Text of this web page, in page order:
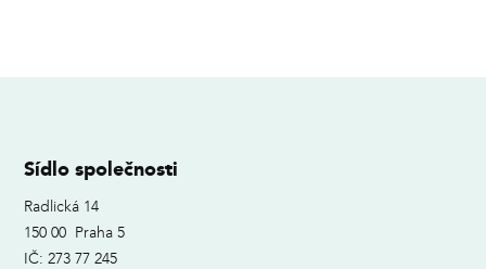
Sídlo společnosti
Radlická 14
150 00 Praha 5
IČ: 273 77 245